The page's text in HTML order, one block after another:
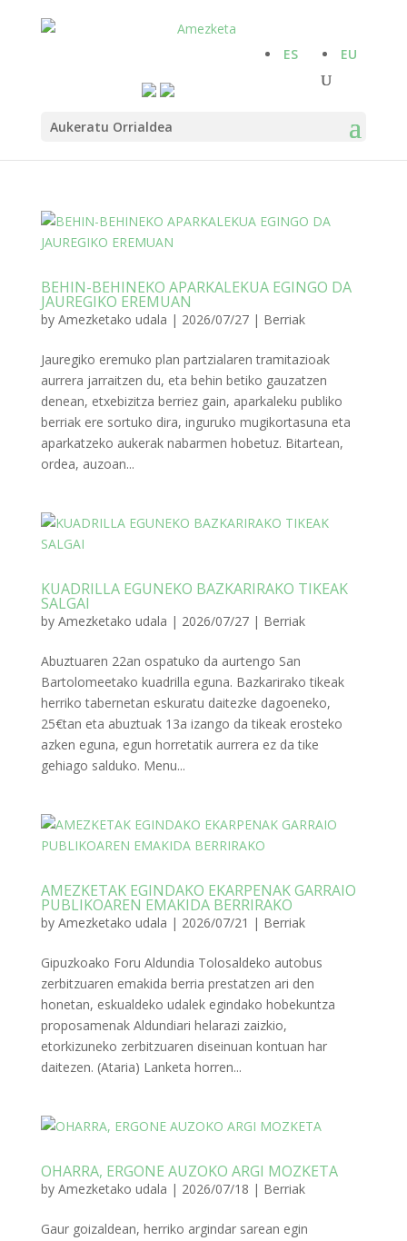
Aukeratu Orrialdea
ES EU
BEHIN-BEHINEKO APARKALEKUA EGINGO DA
JAUREGIKO EREMUAN
by Amezketako udala | 2026/07/27| Berriak
Jauregiko eremuko plan partzialaren tramitazioak
aurrera jarraitzen du, eta behin betiko gauzatzen
denean, etxebizitza berriez gain, aparkaleku publiko
berriak ere sortuko dira, inguruko mugikortasuna eta
aparkatzeko aukerak nabarmen hobetuz. Bitartean,
ordea, auzoan...
KUADRILLA EGUNEKO BAZKARIRAKO TIKEAK
SALGAI
by Amezketako udala | 2026/07/27| Berriak
Abuztuaren 22an ospatuko da aurtengo San
Bartolomeetako kuadrilla eguna. Bazkarirako tikeak
herriko tabernetan eskuratu daitezke dagoeneko,
25€tan eta abuztuak 13a izango da tikeak erosteko
azken eguna, egun horretatik aurrera ez da tike
gehiago salduko. Menu...
AMEZKETAK EGINDAKO EKARPENAK GARRAIO
PUBLIKOAREN EMAKIDA BERRIRAKO
by Amezketako udala | 2026/07/21 | Berriak
Gipuzkoako Foru Aldundia Tolosaldeko autobus
zerbitzuaren emakida berria prestatzen ari den
honetan, eskualdeko udalek egindako hobekuntza
proposamenak Aldundiari helarazi zaizkio,
etorkizuneko zerbitzuaren diseinuan kontuan har
daitezen. (Ataria) Lanketa horren...
OHARRA, ERGONE AUZOKO ARGI MOZKETA
by Amezketako udala | 2026/07/18 | Berriak
Gaur goizaldean, herriko argindar sarean egin